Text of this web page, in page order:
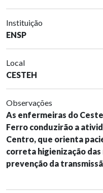
Instituição
ENSP
Local
CESTEH
Observações
As enfermeiras do
Ferro conduzirão a
Centro, que orienta
correta higienização
prevenção da